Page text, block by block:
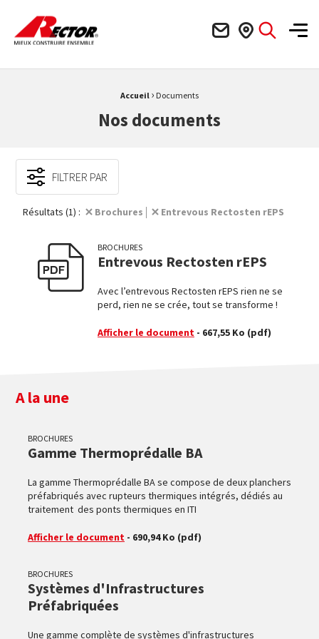
Rector Mieux construire ensemble
Accueil › Documents
Nos documents
FILTRER PAR
Résultats (1) : Brochures Entrevous Rectosten rEPS
BROCHURES
Entrevous Rectosten rEPS
Avec l’entrevous Rectosten rEPS rien ne se
perd, rien ne se crée, tout se transforme !
Afficher le document - 667,55 Ko (pdf)
A la une
BROCHURES
Gamme Thermoprédalle BA
La gamme Thermoprédalle BA se compose de deux planchers
préfabriqués avec rupteurs thermiques intégrés, dédiés au
traitement des ponts thermiques en ITI
Afficher le document - 690,94 Ko (pdf)
BROCHURES
Systèmes d'Infrastructures
Préfabriquées
Une gamme complète de systèmes d'infrastructures